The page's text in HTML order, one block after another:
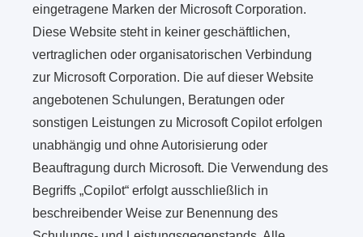
eingetragene Marken der Microsoft Corporation.
Diese Website steht in keiner geschäftlichen,
vertraglichen oder organisatorischen Verbindung
zur Microsoft Corporation. Die auf dieser Website
angebotenen Schulungen, Beratungen oder
sonstigen Leistungen zu Microsoft Copilot erfolgen
unabhängig und ohne Autorisierung oder
Beauftragung durch Microsoft. Die Verwendung des
Begriffs „Copilot“ erfolgt ausschließlich in
beschreibender Weise zur Benennung des